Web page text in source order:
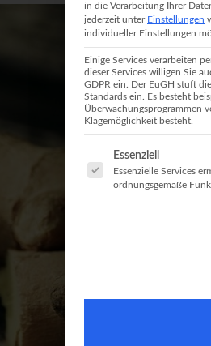
in die Verarbeitung Ihrer
jederzeit unter Einstellungen
individueller Einstellungen
Einige Services verarbeiten
dieser Services willigen Sie
GDPR ein. Der EuGH stuft
Standards ein. Es besteht
Überwachungsprogrammen
Klagemöglichkeit besteht.
Es folgt eine Liste der
Essenziell
Essenzielle Services
ordnungsgemäße